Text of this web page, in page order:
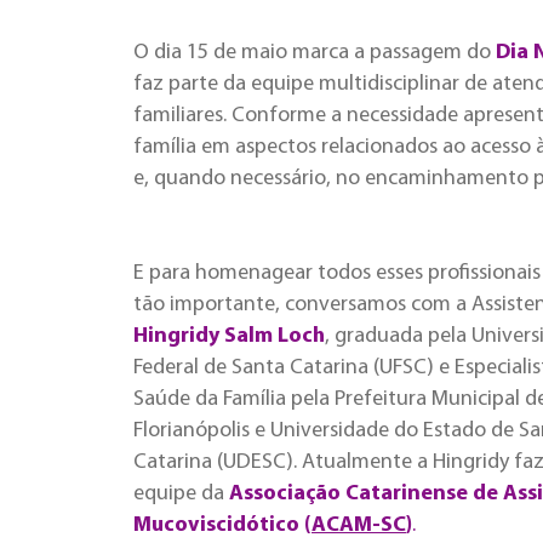
O dia 15 de maio marca a passagem do Dia
faz parte da equipe multidisciplinar de
familiares. Conforme a necessidade
família em aspectos relacionados ao acesso
e, quando necessário, no encaminhamento
E para homenagear todos esses
tão importante, conversamos com a
Hingridy Salm Loch, graduada pela
Federal de Santa Catarina (UFSC) e
Saúde da Família pela Prefeitura Municipal
Florianópolis e Universidade do Estado de
Catarina (UDESC). Atualmente a Hingridy
equipe da Associação Catarinense de
Mucoviscidótico (ACAM-SC).